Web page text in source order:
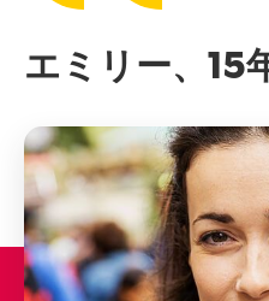
エミリー、15